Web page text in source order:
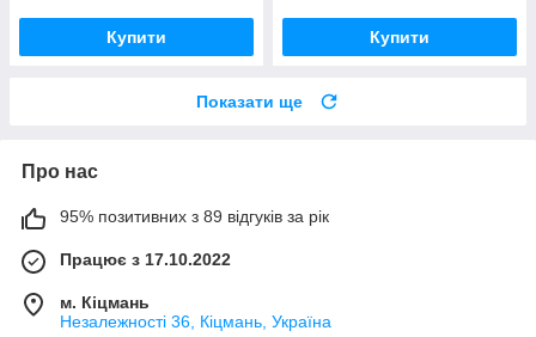
Купити Купити
Показати ще
Про нас
95% позитивних з 89 відгуків за рік
Працює з 17.10.2022
м. Кіцмань
Незалежності 36, Кіцмань, Україна